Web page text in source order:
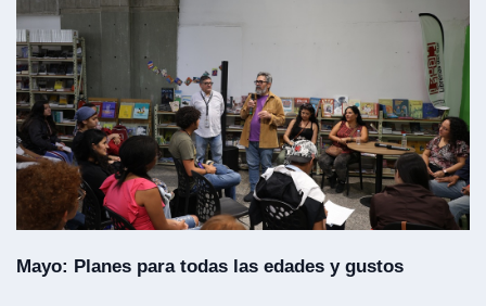
Mayo: Planes para todas las edades y gustos